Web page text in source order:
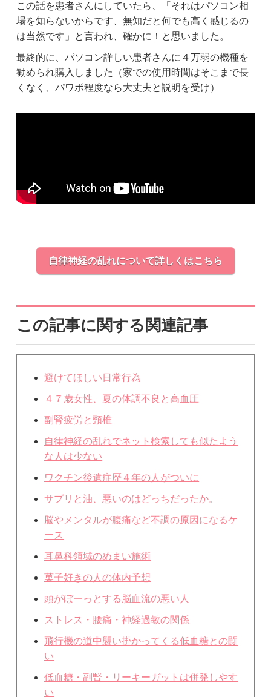
この話を患者さんにしていたら、「それはパソコン相
場を知らないからです、無知だと何でも高く感じるの
は当然です」と言われ、確かに！と思いました。
最終的に、パソコン詳しい患者さんに４万弱の機種を
勧められ購入しました（家での使用時間はそこまで長
くなく、パワポ程度なら大丈夫と説明を受け）
自律神経の乱れについて詳しくはこちら
この記事に関する関連記事
避けてほしい日常行為
４７歳女性、夏の体調不良と高血圧
副腎疲労と頸椎
自律神経の乱れでネット検索しても似たよう
な人は少ない
ワクチン後遺症歴４年の人がついに
サプリと油、悪いのはどっちだったか。
脳やメンタルが腹痛など不調の原因になるケ
ース
耳鼻科領域のめまい施術
菓子好きの人の体内予想
頭がぼーっとする脳血流の悪い人
ストレス・腰痛・神経過敏の関係
飛行機の道中襲い掛かってくる低血糖との闘
い
低血糖・副腎・リーキーガットは併発しやす
い